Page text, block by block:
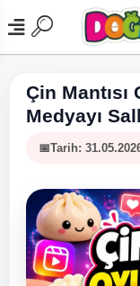
Çin
Medyayı
Tarih: